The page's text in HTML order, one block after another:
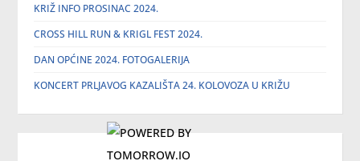
KRIŽ INFO PROSINAC 2024.
CROSS HILL RUN & KRIGL FEST 2024.
DAN OPĆINE 2024. FOTOGALERIJA
KONCERT PRLJAVOG KAZALIŠTA 24. KOLOVOZA U KRIŽU